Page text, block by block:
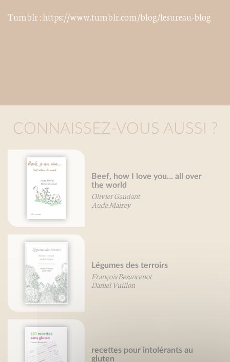
Tumblr : https://www.tumblr.com/blog/lesureau-blog
CONNAISSEZ-VOUS AUSSI ?
Beef, how I love you... all over
the world
Olivier Gaudant
Aude Mairey
Légumes des terroirs
François Besancenot
Daniel Vuillon
recettes pour intolérants au
gluten